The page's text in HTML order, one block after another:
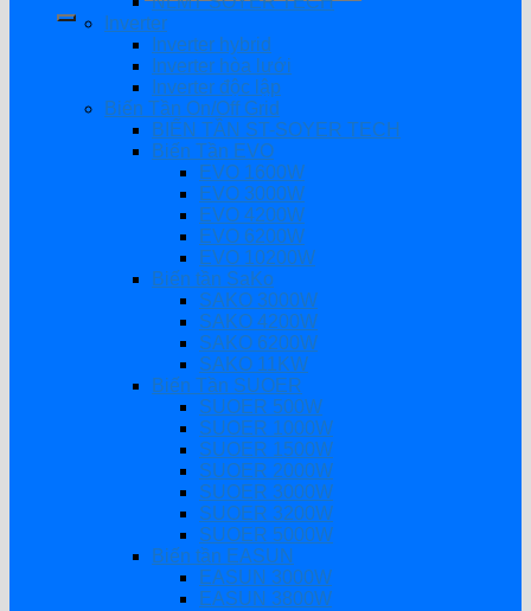
Inverter
Inverter hybrid
Inverter hòa lưới
Inverter độc lập
Biến Tần On/Off Grid
BIẾN TẦN ST-SOYER TECH
Biến Tần EVO
EVO 1600W
EVO 3000W
EVO 4200W
EVO 6200W
EVO 10200W
Biến tần SaKo
SAKO 3000W
SAKO 4200W
SAKO 6200W
SAKO 11KW
Biến Tần SUOER
SUOER 500W
SUOER 1000W
SUOER 1500W
SUOER 2000W
SUOER 3000W
SUOER 3200W
SUOER 5000W
Biến tần EASUN
EASUN 3000W
EASUN 3800W